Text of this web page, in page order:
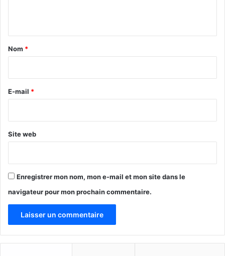
a
e
Nom *
E-mail *
Site web
Enregistrer mon nom, mon e-mail et mon site dans le
navigateur pour mon prochain commentaire.